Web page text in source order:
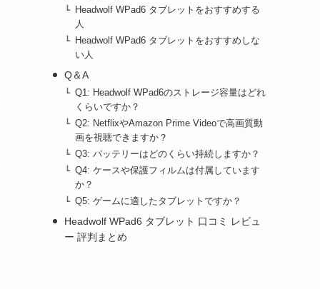
Headwolf WPad6 タブレットをおすすめする
人
Headwolf WPad6 タブレットをおすすめしな
い人
Q＆A
Q1: Headwolf WPad6のストレージ容量はどれ
くらいですか？
Q2: NetflixやAmazon Prime Videoで高画質動
画を視聴できますか？
Q3: バッテリーはどのくらい持続しますか？
Q4: ケースや保護フィルムは付属しています
か？
Q5: ゲームに適したタブレットですか？
Headwolf WPad6 タブレット 口コミ レビュ
ー 評判まとめ